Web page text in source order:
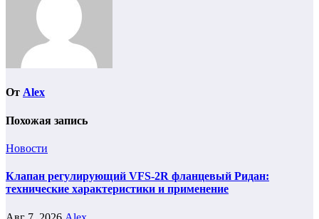
От Alex
Похожая запись
Новости
Клапан регулирующий VFS-2R фланцевый Ридан:
технические характеристики и применение